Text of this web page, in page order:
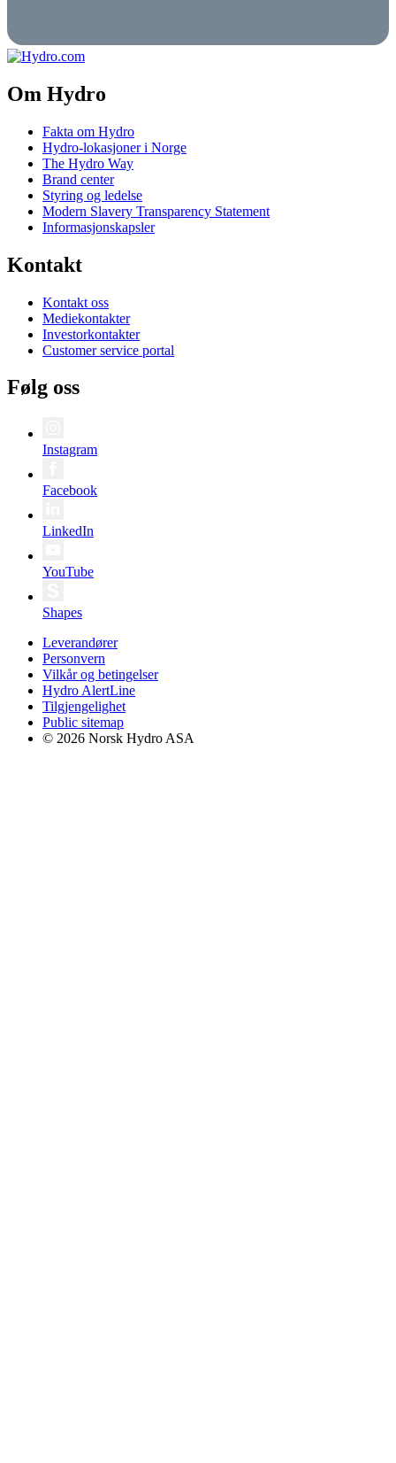
Om Hydro
Fakta om Hydro
Hydro-lokasjoner i Norge
The Hydro Way
Brand center
Styring og ledelse
Modern Slavery Transparency Statement
Informasjonskapsler
Kontakt
Kontakt oss
Mediekontakter
Investorkontakter
Customer service portal
Følg oss
Instagram
Facebook
LinkedIn
YouTube
Shapes
Leverandører
Personvern
Vilkår og betingelser
Hydro AlertLine
Tilgjengelighet
Public sitemap
© 2026 Norsk Hydro ASA